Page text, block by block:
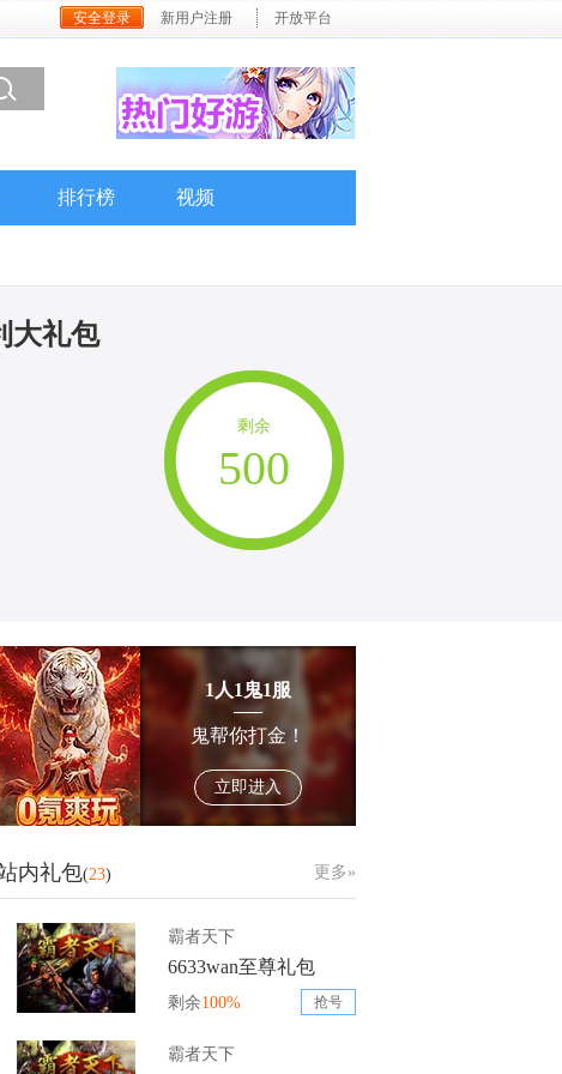
安全登录 新用户注册 开放平台
排行榜 视频
大礼包
剩余
500
1人1鬼1服
鬼帮你打金！
立即进入
内礼包(23) 更多»
霸者天下
6633wan至尊礼包
剩余100% 抢号
霸者天下